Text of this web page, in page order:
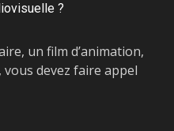
?
un film d’animation,
devez faire appel